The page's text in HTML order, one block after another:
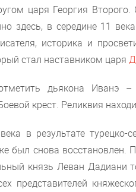
царя Георгия Второго.
здесь, в середине 11
историка и
стал наставником царя
дьякона Иванэ
крест. Реликвия
в результате
был снова
князь Леван Дадиани
представителей